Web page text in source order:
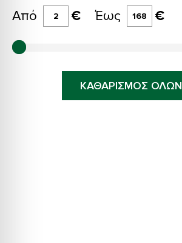
Από € Έως €
ΚΑΘΑΡΙΣΜΟΣ ΟΛΩΝ